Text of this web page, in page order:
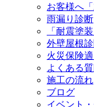
お客様へ
雨漏り診断
「耐震塗
外壁屋根
火災保険適
よくある
施工の流れ
ブログ
イベント